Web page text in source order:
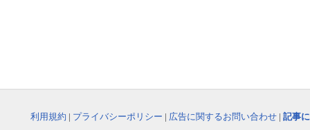
利用規約 | プライバシーポリシー | 広告に関するお問い合わせ | 記事